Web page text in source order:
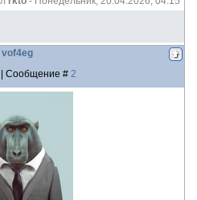
vof4eg
| Сообщение # 2